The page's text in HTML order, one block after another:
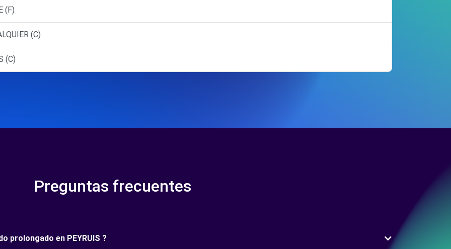
(F)
(C)
(C)
Preguntas frecuentes
prolongado en PEYRUIS ?